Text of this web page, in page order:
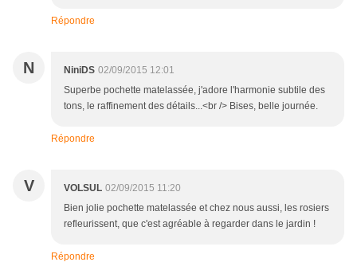
Répondre
N NiniDS 02/09/2015 12:01
Superbe pochette matelassée, j'adore l'harmonie subtile des
tons, le raffinement des détails...<br /> Bises, belle journée.
Répondre
V VOLSUL 02/09/2015 11:20
Bien jolie pochette matelassée et chez nous aussi, les rosiers
refleurissent, que c'est agréable à regarder dans le jardin !
Répondre